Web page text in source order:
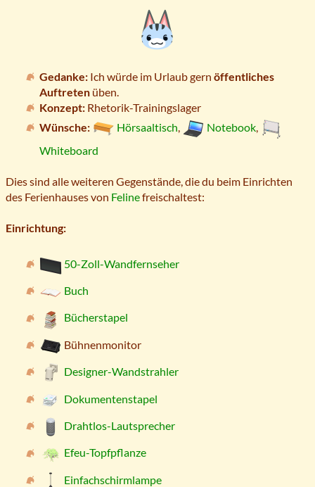
Gedanke: Ich würde im Urlaub gern öffentliches
Auftreten üben.
Konzept: Rhetorik-Trainingslager
Wünsche:
Hörsaaltisch, Notebook,
Whiteboard
Dies sind alle weiteren Gegenstände, die du beim Einrichten
des Ferienhauses von Felinefreischaltest:
Einrichtung:
50-Zoll-Wandfernseher
Buch
Bücherstapel
Bühnenmonitor
Designer-Wandstrahler
Dokumentenstapel
Drahtlos-Lautsprecher
Efeu-Topfpflanze
Einfachschirmlampe